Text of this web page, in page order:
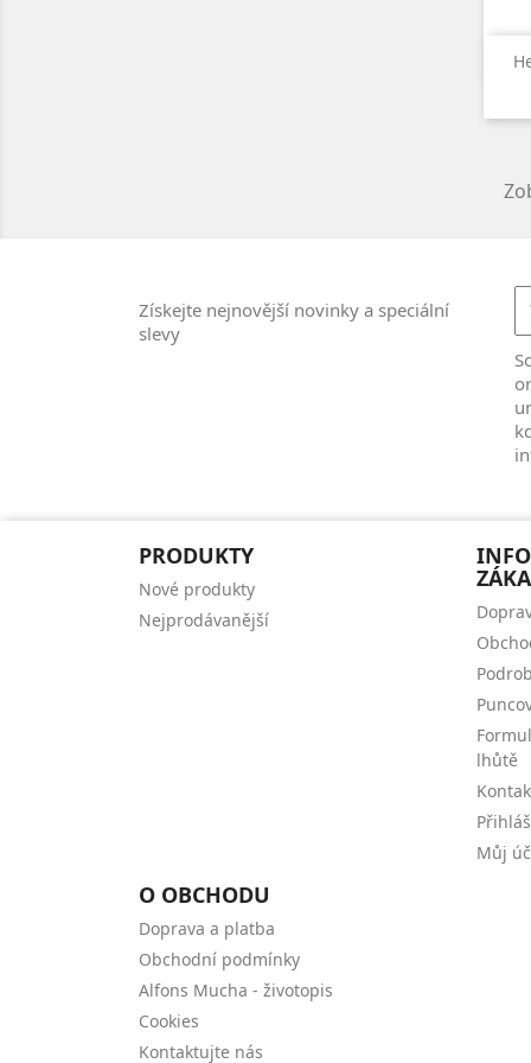
Získejte nejnovější novinky a speciální
slevy
PRODUKTY
Nové produkty
Nejprodávanější
lhůtě
Můj
O OBCHODU
Doprava a platba
Obchodní podmínky
Alfons Mucha - životopis
Cookies
Kontaktujte nás